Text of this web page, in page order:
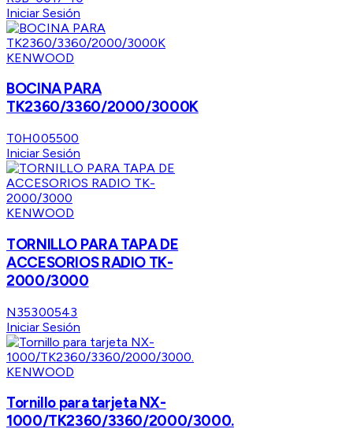
Iniciar Sesión
KENWOOD
BOCINA PARA
TK2360/3360/2000/3000K
T0H005500
Iniciar Sesión
KENWOOD
TORNILLO PARA TAPA DE
ACCESORIOS RADIO TK-
2000/3000
N35300543
Iniciar Sesión
KENWOOD
Tornillo para tarjeta NX-
1000/TK2360/3360/2000/3000.